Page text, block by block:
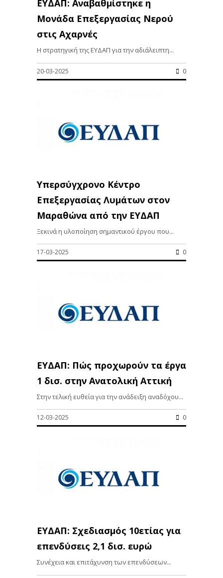
ΕΥΔΑΠ: Αναβαθμίστηκε η
Μονάδα Επεξεργασίας Νερού
στις Αχαρνές
Η στρατηγική της ΕΥΔΑΠ για την αδιάλειπτη...
20-03-2025 0
Υπερσύγχρονο Κέντρο
Επεξεργασίας Λυμάτων στον
Μαραθώνα από την ΕΥΔΑΠ
Ξεκινά η υλοποίηση σημαντικού έργου που...
17-03-2025 0
ΕΥΔΑΠ: Πώς προχωρούν τα έργα
1 δισ. στην Ανατολική Αττική
Στην τελική ευθεία για την ανάδειξη αναδόχου...
12-03-2025 0
ΕΥΔΑΠ: Σχεδιασμός 10ετίας για
επενδύσεις 2,1 δισ. ευρώ
Συνέχεια και επιτάχυνση των επενδύσεων...